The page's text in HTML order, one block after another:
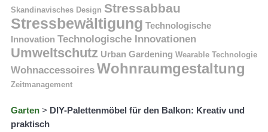
Skandinavisches Design Stressabbau
Stressbewältigung Technologische
Innovation Technologische Innovationen
Umweltschutz Urban Gardening Wearable Technologie
Wohnaccessoires Wohnraumgestaltung
Zeitmanagement
Garten > DIY-Palettenmöbel für den Balkon: Kreativ und
praktisch